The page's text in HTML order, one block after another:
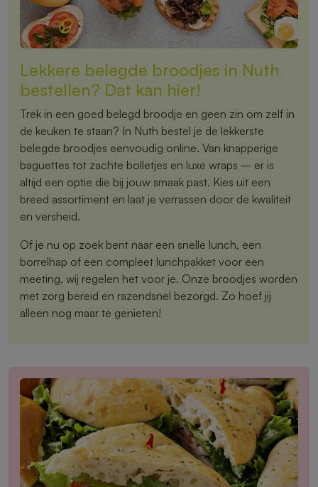
Lekkere belegde broodjes in Nuth
bestellen? Dat kan hier!
Trek in een goed belegd broodje en geen zin om zelf in
de keuken te staan? In Nuth bestel je de lekkerste
belegde broodjes eenvoudig online. Van knapperige
baguettes tot zachte bolletjes en luxe wraps – er is
altijd een optie die bij jouw smaak past. Kies uit een
breed assortiment en laat je verrassen door de kwaliteit
en versheid.
Of je nu op zoek bent naar een snelle lunch, een
borrelhap of een compleet lunchpakket voor een
meeting, wij regelen het voor je. Onze broodjes worden
met zorg bereid en razendsnel bezorgd. Zo hoef jij
alleen nog maar te genieten!